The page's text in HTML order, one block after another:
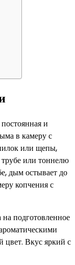
и
в камеру с
или щепы,
или тоннелю
дым остывает до
копчения с
на подготовленное
цвет. Вкус яркий с